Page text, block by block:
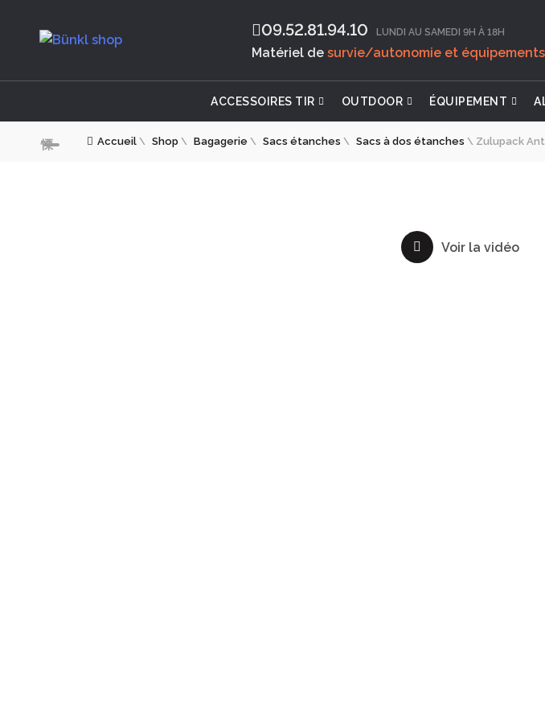
09.52.81.94.10‬ LUNDI AU SAMEDI 9H À 18H
Matériel de survie/autonomie et
ACCESSOIRES TIR OUTDOOR ÉQUIPEMENT
Accueil\ Shop\ Bagagerie\ Sacs étanches \ Sacs à dos étanches \ Zulupack
Voir la vidéo